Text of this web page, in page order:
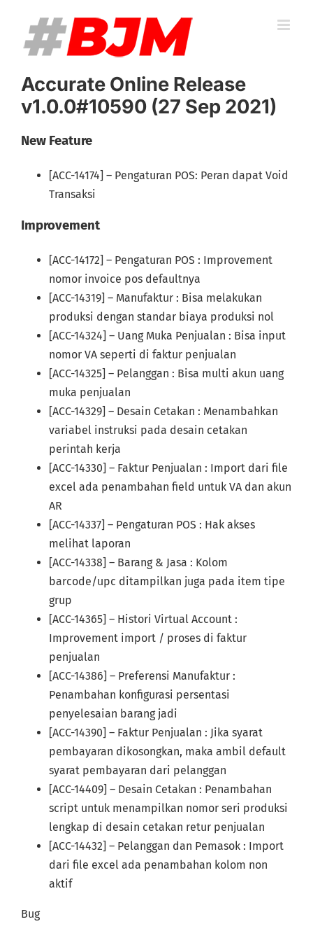
content
Accurate Online Release
v1.0.0#10590 (27 Sep 2021)
New Feature
[ACC-14174] – Pengaturan POS: Peran dapat Void
Transaksi
Improvement
[ACC-14172] – Pengaturan POS : Improvement
nomor invoice pos defaultnya
[ACC-14319] – Manufaktur : Bisa melakukan
produksi dengan standar biaya produksi nol
[ACC-14324] – Uang Muka Penjualan : Bisa input
nomor VA seperti di faktur penjualan
[ACC-14325] – Pelanggan : Bisa multi akun uang
muka penjualan
[ACC-14329] – Desain Cetakan : Menambahkan
variabel instruksi pada desain cetakan
perintah kerja
[ACC-14330] – Faktur Penjualan : Import dari file
excel ada penambahan field untuk VA dan akun
AR
[ACC-14337] – Pengaturan POS : Hak akses
melihat laporan
[ACC-14338] – Barang & Jasa : Kolom
barcode/upc ditampilkan juga pada item tipe
grup
[ACC-14365] – Histori Virtual Account :
Improvement import / proses di faktur
penjualan
[ACC-14386] – Preferensi Manufaktur :
Penambahan konfigurasi persentasi
penyelesaian barang jadi
[ACC-14390] – Faktur Penjualan : Jika syarat
pembayaran dikosongkan, maka ambil default
syarat pembayaran dari pelanggan
[ACC-14409] – Desain Cetakan : Penambahan
script untuk menampilkan nomor seri produksi
lengkap di desain cetakan retur penjualan
[ACC-14432] – Pelanggan dan Pemasok : Import
dari file excel ada penambahan kolom non
aktif
Bug